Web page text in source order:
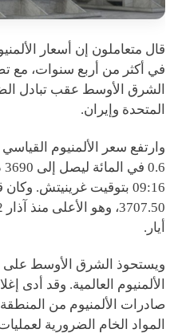
قال متعاملون إن أسعار
في أكثر من أربع سنوات، مع
الشرق الأوسط عقب تبادل
المتحدة وإيران.
وارتفع سعر الألمنيوم
09:16 بتوقيت
أيار.
الألمنيوم العالمية. وقد أدى
صادرات الألمنيوم من
المواد الخام الضرورية